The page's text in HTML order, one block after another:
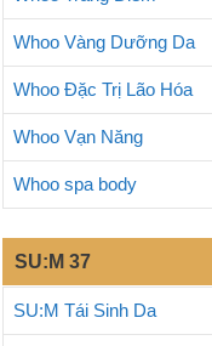
Whoo Vàng Dưỡng Da
Whoo Đặc Trị Lão Hóa
Whoo Vạn Năng
Whoo spa body
SU:M 37
SU:M Tái Sinh Da